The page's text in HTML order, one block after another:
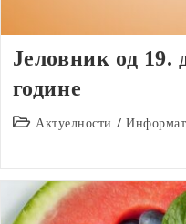
Јеловник од 19.
године
PostАктуелности /